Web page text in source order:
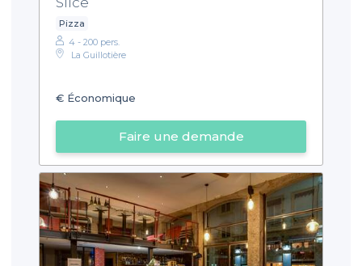
Pizza
4 - 200 pers.
La Guillotière
€ Économique
Faire une demande